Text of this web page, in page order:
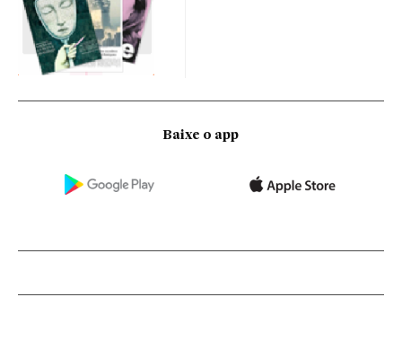
Baixe o app